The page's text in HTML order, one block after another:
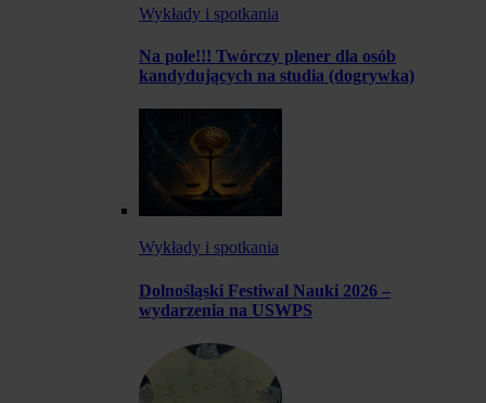
Wykłady i spotkania
Na pole!!! Twórczy plener dla osób
kandydujących na studia (dogrywka)
Wykłady i spotkania
Dolnośląski Festiwal Nauki 2026 –
wydarzenia na USWPS